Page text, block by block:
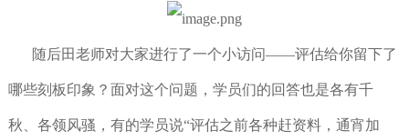
随后田老师对大家进行了一个小访问——评估给你留下了
哪些刻板印象？面对这个问题，学员们的回答也是各有千
秋、各领风骚，有的学员说“评估之前各种赶资料，通宵加